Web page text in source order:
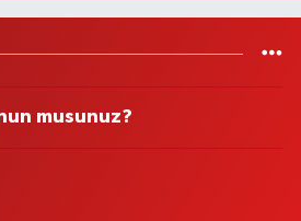
musunuz?